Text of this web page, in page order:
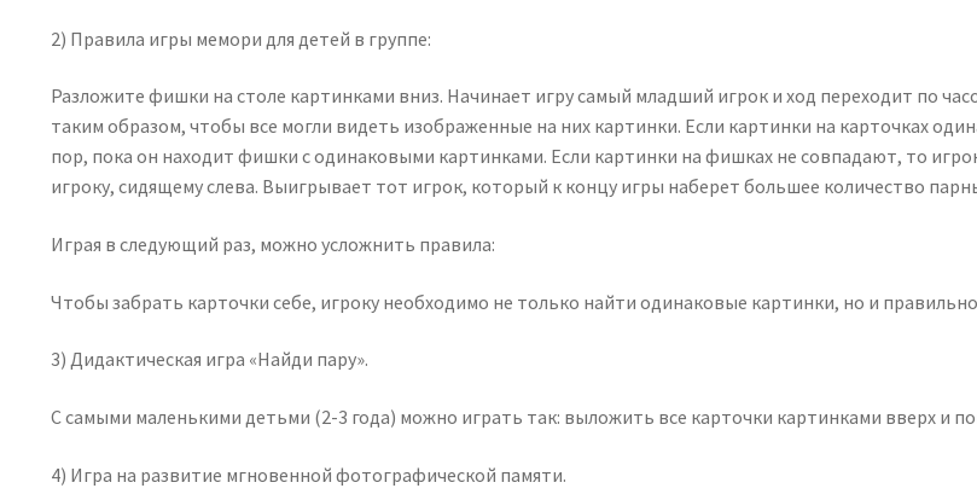
2) Правила игры мемори для детей в группе:
Разложите фишки на столе картинками вниз. Начинает игру самый младший игрок и ход переходит по
таким образом, чтобы все могли видеть изображенные на них картинки. Если картинки на карточках
пор, пока он находит фишки с одинаковыми картинками. Если картинки на фишках не совпадают, то
игроку, сидящему слева. Выигрывает тот игрок, который к концу игры наберет большее количество
Играя в следующий раз, можно усложнить правила:
Чтобы забрать карточки себе, игроку необходимо не только найти одинаковые картинки, но и
3) Дидактическая игра «Найди пару».
С самыми маленькими детьми (2-3 года) можно играть так: выложить все карточки картинками вверх и
4) Игра на развитие мгновенной фотографической памяти.